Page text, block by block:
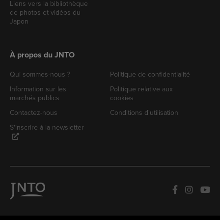
Liens vers la bibliothèque
de photos et vidéos du
Japon
À propos du JNTO
Qui sommes-nous ?
Information sur les
marchés publics
Contactez-nous
S'inscrire à la newsletter
Politique de confidentialité
Politique relative aux
cookies
Conditions d'utilisation